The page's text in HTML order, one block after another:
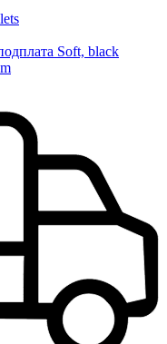
Soft, black